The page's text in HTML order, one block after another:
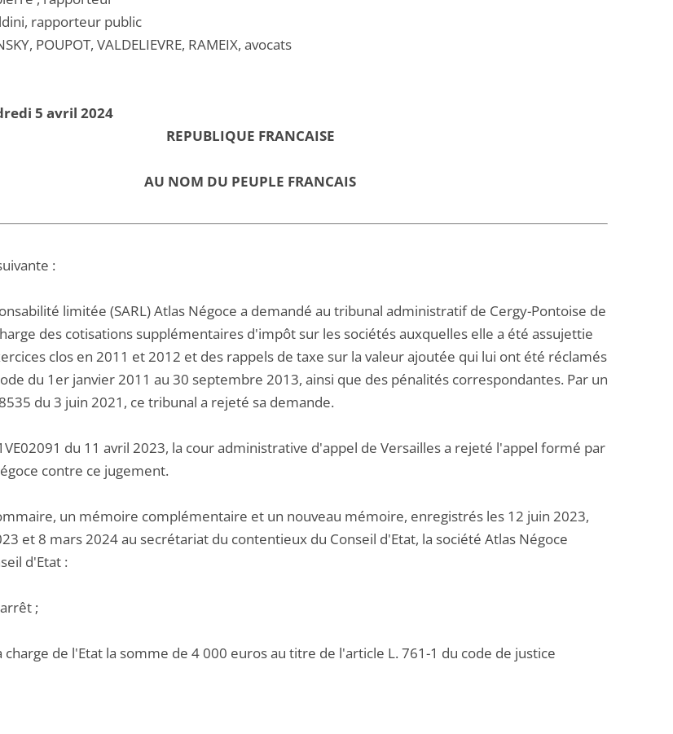
rapporteur public
POUPOT, VALDELIEVRE, RAMEIX, avocats
5 avril 2024
REPUBLIQUE FRANCAISE
AU NOM DU PEUPLE FRANCAIS
:
limitée (SARL) Atlas Négoce a demandé au tribunal administratif de Cergy-Pontoise de
des cotisations supplémentaires d'impôt sur les sociétés auxquelles elle a été assujettie
clos en 2011 et 2012 et des rappels de taxe sur la valeur ajoutée qui lui ont été réclamés
du 1er janvier 2011 au 30 septembre 2013, ainsi que des pénalités correspondantes. Par un
du 3 juin 2021, ce tribunal a rejeté sa demande.
du 11 avril 2023, la cour administrative d'appel de Versailles a rejeté l'appel formé par
contre ce jugement.
un mémoire complémentaire et un nouveau mémoire, enregistrés les 12 juin 2023,
et 8 mars 2024 au secrétariat du contentieux du Conseil d'Etat, la société Atlas Négoce
d'Etat :
;
charge de l'Etat la somme de 4 000 euros au titre de l'article L. 761-1 du code de justice